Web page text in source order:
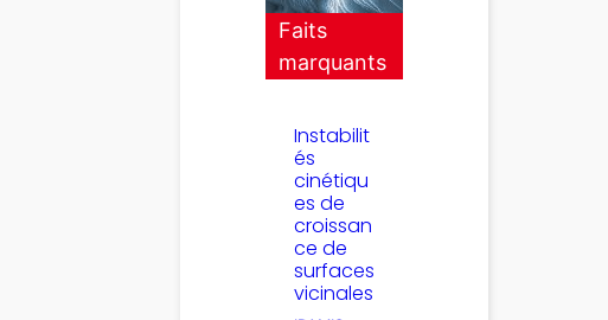
Faits
marquants
Instabilit
és
cinétiqu
es de
croissan
ce de
surfaces
vicinales